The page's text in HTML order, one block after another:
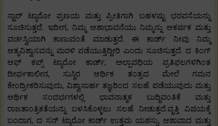
ಸ್ಟಾರ್ ಟ್ಯಾರೋ ಪ್ರಣಯ ಮತ್ತು ಪ್ರೀತಿಗಾಗಿ ಬಹಳಷ್ಟು ಭರವಸೆಯನ್ನು
ಸೂಚಿಸುತ್ತದೆ. ಇದೀಗ, ನಿಮ್ಮ ಆಶಾಭಾವನೆಯು ನಿಮ್ಮನ್ನು ಆಕರ್ಷಕ ಮತ್ತು
ವರ್ಚಸ್ವಿಯಾಗಿ ಕಾಣುವಂತೆ ಮಾಡುತ್ತದೆ. ಈ ಕಾರ್ಡ್ ನೀವು ನಿಮ್ಮ
ಆತ್ಮವಿಶ್ವಾಸವನ್ನು ಮರಳಿ ಪಡೆಯುತ್ತಿದ್ದೀರಿ ಎಂದು ಸೂಚಿಸುತ್ತದೆ. ದ ಕಿಂಗ್
ಆಫ್ ಕಪ್ಸ್ ಟ್ಯಾರೋ ಕಾರ್ಡ್, ಅಲ್ಪಾವಧಿಯ ಪ್ರತಿಫಲಗಳಿಗಿಂತ
ದೀರ್ಘಕಾಲೀನ, ಸುಸ್ಥಿರ ಆರ್ಥಿಕ ತಂತ್ರದ ಮೇಲೆ ಗಮನ
ಕೇಂದ್ರೀಕರಿಸುವುದು, ವಿಶ್ವಾಸಾರ್ಹ ತಜ್ಞರಿಂದ ಸಲಹೆ ಪಡೆಯುವುದು ಮತ್ತು
ಆರ್ಥಿಕ ಸಂದರ್ಭಗಳಲ್ಲಿ ಭಾವನಾತ್ಮಕ ಬುದ್ಧಿವಂತಿಕೆ ಮತ್ತು
ರಾಜತಾಂತ್ರಿಕತೆಯನ್ನು ಬಳಸಿಕೊಳ್ಳಲು ಸಲಹೆ ನೀಡುತ್ತದೆ.ವೃತ್ತಿ ವಿಷಯಕ್ಕೆ
ಬಂದಾಗ, ದ ಸನ್ ಟ್ಯಾರೋ ಕಾರ್ಡ್ ಉತ್ತಮ ಯಶಸ್ಸು, ಆಶಾವಾದ ಮತ್ತು